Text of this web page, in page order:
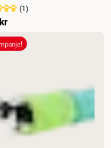
(1)